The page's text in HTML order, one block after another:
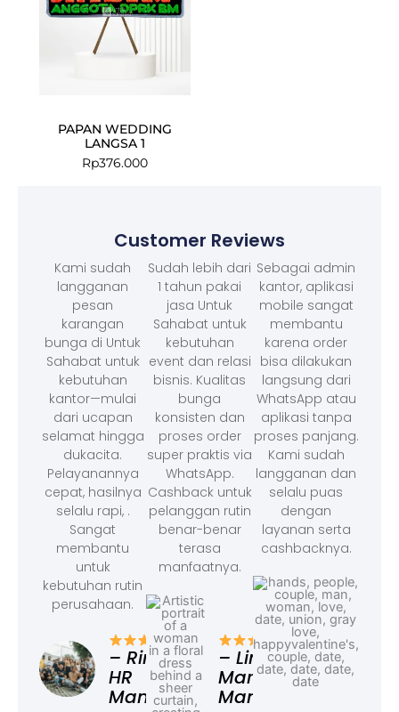
PAPAN WEDDING
LANGSA 1
Rp376.000
Customer Reviews
Kami sudah
langganan
pesan
karangan
bunga di Untuk
Sahabat untuk
kebutuhan
kantor—mulai
dari ucapan
selamat hingga
dukacita.
Pelayanannya
cepat, hasilnya
selalu rapi, .
Sangat
membantu
untuk
kebutuhan rutin
perusahaan.
– Rina,
HR
Manager
Sudah lebih dari
1 tahun pakai
jasa Untuk
Sahabat untuk
kebutuhan
event dan relasi
bisnis. Kualitas
bunga
konsisten dan
proses order
super praktis via
WhatsApp.
Cashback untuk
pelanggan rutin
benar-benar
terasa
manfaatnya.
– Linda,
Marketing
Manager
Sebagai admin
kantor, aplikasi
mobile sangat
membantu
karena order
bisa dilakukan
langsung dari
WhatsApp atau
aplikasi tanpa
proses panjang.
Kami sudah
langganan dan
selalu puas
dengan
layanan serta
cashbacknya.